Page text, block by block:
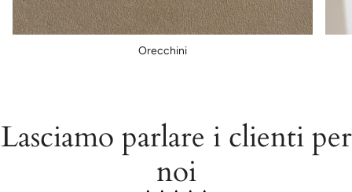
Orecchini
Lasciamo parlare i clienti per
noi